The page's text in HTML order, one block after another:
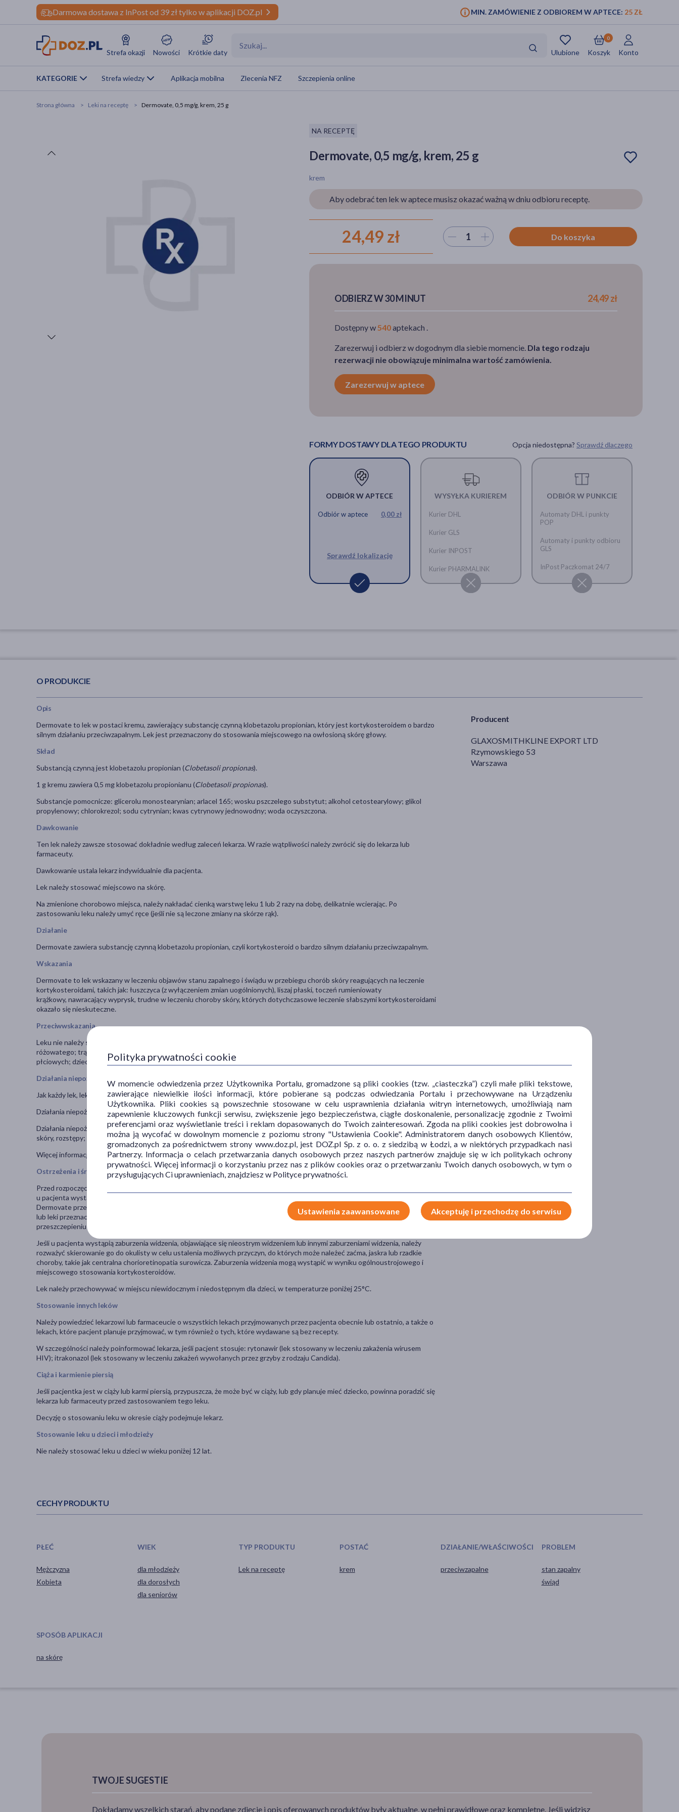
Darmowa dostawa z InPost od 39 zł tylko w aplikacji DOZ.pl MIN. ZAMÓWIENIE Z ODBIOREM W APTECE: 25 ZŁ
Strefa okazji Nowości Krótkie daty Ulubione Koszyk
0
Konto
KATEGORIE Strefa wiedzy Aplikacja mobilna Zlecenia NFZ Szczepienia online
Strona główna Leki na receptę Dermovate, 0,5 mg/g, krem, 25 g
NA RECEPTĘ
Dermovate, 0,5 mg/g, krem, 25 g
krem
Aby odebrać ten lek w aptece musisz okazać ważną w dniu odbioru receptę.
24,49 zł Wybierz ilość Do koszyka
ODBIERZ W 30 MINUT 24,49 zł
Dostępny w540aptekach .
Zarezerwuj i odbierz w dogodnym dla siebie momencie. Dla tego rodzaju
rezerwacji nie obowiązuje minimalna wartość zamówienia.
Zarezerwuj w aptece
FORMY DOSTAWY DLA TEGO PRODUKTU Opcja niedostępna? Sprawdź dlaczego
ODBIÓR W APTECE
Odbiór w aptece 0,00 zł
Sprawdź lokalizację
WYSYŁKA KURIEREM
Kurier DHL
Kurier GLS
Kurier INPOST
Kurier PHARMALINK
ODBIÓR W PUNKCIE
Automaty DHL i punkty
POP
Automaty i punkty odbioru
GLS
InPost Paczkomat 24/7
O PRODUKCIE
Producent
GLAXOSMITHKLINE EXPORT LTD
Rzymowskiego 53
Warszawa
Opis
Dermovate to lek w postaci kremu, zawierający substancję czynną klobetazolu propionian, który jest kortykosteroidem o bardzo
silnym działaniu przeciwzapalnym. Lek jest przeznaczony do stosowania miejscowego na owłosioną skórę głowy.
Skład
Substancją czynną jest klobetazolu propionian (Clobetasoli propionas).
1 g kremu zawiera 0,5 mg klobetazolu propionianu (Clobetasoli propionas).
Substancje pomocnicze: glicerolu monostearynian; arlacel 165; wosku pszczelego substytut; alkohol cetostearylowy; glikol
propylenowy; chlorokrezol; sodu cytrynian; kwas cytrynowy jednowodny; woda oczyszczona.
Dawkowanie
Ten lek należy zawsze stosować dokładnie według zaleceń lekarza. W razie wątpliwości należy zwrócić się do lekarza lub
farmaceuty.
Dawkowanie ustala lekarz indywidualnie dla pacjenta.
Lek należy stosować miejscowo na skórę.
Na zmienione chorobowo miejsca, należy nakładać cienką warstwę leku 1 lub 2 razy na dobę, delikatnie wcierając. Po
zastosowaniu leku należy umyć ręce (jeśli nie są leczone zmiany na skórze rąk).
Działanie
Dermovate zawiera substancję czynną klobetazolu propionian, czyli kortykosteroid o bardzo silnym działaniu przeciwzapalnym.
Wskazania
Dermovate to lek wskazany w leczeniu objawów stanu zapalnego i świądu w przebiegu chorób skóry reagujących na leczenie
kortykosteroidami, takich jak: łuszczyca (z wyłączeniem zmian uogólnionych), liszaj płaski, toczeń rumieniowaty
krążkowy, nawracający wyprysk, trudne w leczeniu choroby skóry, których dotychczasowe leczenie słabszymi kortykosteroidami
okazało się nieskuteczne.
Przeciwwskazania
Leku nie należy stosować w przypadku: nadwrażliwości na którykolwiek składnik preparatu; nieleczonej infekcji skórnej; trądziku
różowatego; trądziku pospolitego; zapalenia skóry w okolicy ust; świądu bez stanu zapalnego; świądu okolicy odbytu i narządów
płciowych; dzieci w wieku poniżej 12 lat.
Działania niepożądane
Jak każdy lek, lek ten może powodować działania niepożądane, chociaż nie u każdego one wystąpią.
Działania niepożądane występujące często (u 1 do 10 na 100 pacjentów stosujących lek): świąd, miejscowe pieczenie/ból skóry.
Działania niepożądane występujące niezbyt często (u 1 do 10 na 1000 pacjentów stosujących lek): miejscowe zmiany zanikowe
skóry, rozstępy; rozszerzenie powierzchownych naczyń krwionośnych (teleangiektazje).
Więcej informacji na ulotce dołączonej do opakowania leku.
Ostrzeżenia i środki ostrożności
Przed rozpoczęciem stosowania leku należy omówić z lekarze, jeśli pacjent: podczas stosowania leku Dermovate po raz pierwszy,
u pacjenta wystąpił ból kości lub nasilają się wcześniej występujące objawy dotyczące kości, zwłaszcza jeśli pacjent stosuje lek
Dermovate przez dłuższy czas lub wielokrotnie. - pacjent stosuje doustnie lub miejscowo inne leki zawierające kortykosteroidy
lub leki przeznaczone do regulowania czynności układu odpornościowego (np. w chorobach autoimmunologicznych lub po
przeszczepieniu narządu). Skojarzone stosowanie leku Dermovate z tymi lekami może prowadzić do ciężkich zakażeń.
Jeśli u pacjenta wystąpią zaburzenia widzenia, objawiające się nieostrym widzeniem lub innymi zaburzeniami widzenia, należy
rozważyć skierowanie go do okulisty w celu ustalenia możliwych przyczyn, do których może należeć zaćma, jaskra lub rzadkie
choroby, takie jak centralna chorioretinopatia surowicza. Zaburzenia widzenia mogą wystąpić w wyniku ogólnoustrojowego i
miejscowego stosowania kortykosteroidów.
Lek należy przechowywać w miejscu niewidocznym i niedostępnym dla dzieci, w temperaturze poniżej 25°C.
Stosowanie innych leków
Należy powiedzieć lekarzowi lub farmaceucie o wszystkich lekach przyjmowanych przez pacjenta obecnie lub ostatnio, a także o
lekach, które pacjent planuje przyjmować, w tym również o tych, które wydawane są bez recepty.
W szczególności należy poinformować lekarza, jeśli pacjent stosuje: rytonawir (lek stosowany w leczeniu zakażenia wirusem
HIV); itrakonazol (lek stosowany w leczeniu zakażeń wywołanych przez grzyby z rodzaju Candida).
Ciąża i karmienie piersią
Jeśli pacjentka jest w ciąży lub karmi piersią, przypuszcza, że może być w ciąży, lub gdy planuje mieć dziecko, powinna poradzić się
lekarza lub farmaceuty przed zastosowaniem tego leku.
Decyzję o stosowaniu leku w okresie ciąży podejmuje lekarz.
Stosowanie leku u dzieci i młodzieży
Nie należy stosować leku u dzieci w wieku poniżej 12 lat.
CECHY PRODUKTU
PŁEĆ
Mężczyzna
Kobieta
WIEK
dla młodzieży
dla dorosłych
dla seniorów
TYP PRODUKTU
Lek na receptę
POSTAĆ
krem
DZIAŁANIE/WŁAŚCIWOŚCI
przeciwzapalne
PROBLEM
stan zapalny
świąd
SPOSÓB APLIKACJI
na skórę
TWOJE SUGESTIE
Dokładamy wszelkich starań, aby podane zdjęcie i opis oferowanych produktów były aktualne, w pełni prawidłowe oraz kompletne. Jeśli widzisz
Polityka prywatności cookie
W momencie odwiedzenia przez Użytkownika Portalu, gromadzone są pliki cookies (tzw. „ciasteczka”) czyli małe pliki tekstowe,
zawierające niewielkie ilości informacji, które pobierane są podczas odwiedzania Portalu i przechowywane na Urządzeniu
Użytkownika. Pliki cookies są powszechnie stosowane w celu usprawnienia działania witryn internetowych, umożliwiają nam
zapewnienie kluczowych funkcji serwisu, zwiększenie jego bezpieczeństwa, ciągłe doskonalenie, personalizację zgodnie z Twoimi
preferencjami oraz wyświetlanie treści i reklam dopasowanych do Twoich zainteresowań. Zgoda na pliki cookies jest dobrowolna i
można ją wycofać w dowolnym momencie z poziomu strony "Ustawienia Cookie". Administratorem danych osobowych Klientów,
gromadzonych za pośrednictwem strony www.doz.pl, jest DOZ.pl Sp. z o. o. z siedzibą w Łodzi, a w niektórych przypadkach nasi
Partnerzy. Informacja o celach przetwarzania danych osobowych przez naszych partnerów znajduje się w ich politykach ochrony
prywatności. Więcej informacji o korzystaniu przez nas z plików cookies oraz o przetwarzaniu Twoich danych osobowych, w tym o
przysługujących Ci uprawnieniach, znajdziesz w Polityce prywatności.
Ustawienia zaawansowane Akceptuję i przechodzę do serwisu